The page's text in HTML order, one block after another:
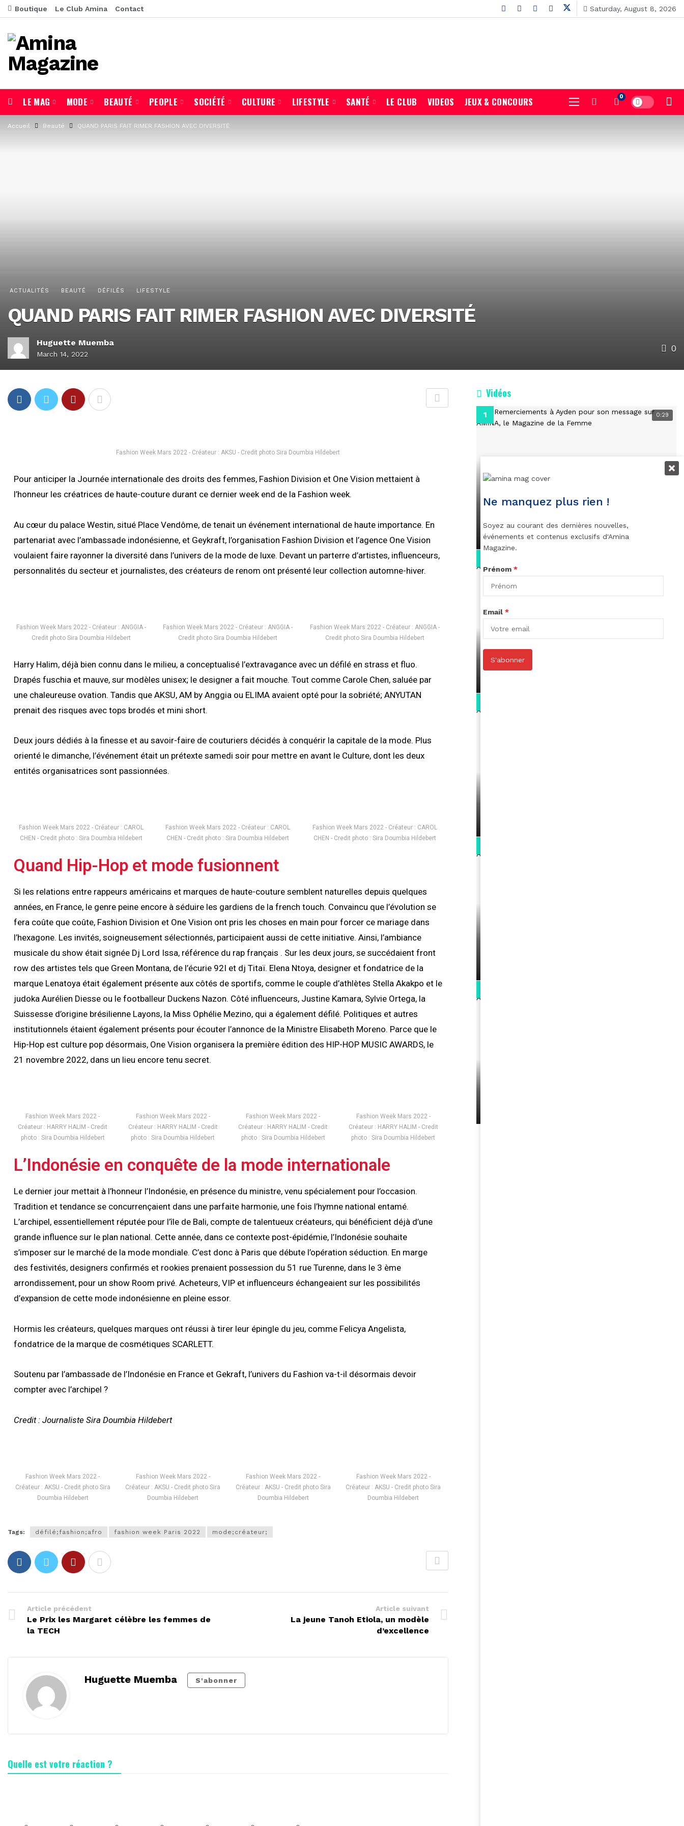
Boutique Le Club Amina Contact Saturday, August 8, 2026
LE MAG MODE BEAUTÉ PEOPLE SOCIÉTÉ CULTURE LIFESTYLE SANTÉ LE CLUB VIDEOS JEUX & CONCOURS 0
Accueil Beauté QUAND PARIS FAIT RIMER FASHION AVEC DIVERSITÉ
ACTUALITÉS BEAUTÉ DÉFILÉS LIFESTYLE
QUAND PARIS FAIT RIMER FASHION AVEC DIVERSITÉ
Huguette Muemba
March 14, 2022
0
Fashion Week Mars 2022 - Créateur : AKSU - Credit photo Sira Doumbia Hildebert
Pour anticiper la Journée internationale des droits des femmes, Fashion Division et One Vision mettaient à
l’honneur les créatrices de haute-couture durant ce dernier week end de la Fashion week.
Au cœur du palace Westin, situé Place Vendôme, de tenait un événement international de haute importance. En
partenariat avec l’ambassade indonésienne, et Geykraft, l’organisation Fashion Division et l’agence One Vision
voulaient faire rayonner la diversité dans l’univers de la mode de luxe. Devant un parterre d’artistes, influenceurs,
personnalités du secteur et journalistes, des créateurs de renom ont présenté leur collection automne-hiver.
Fashion Week Mars 2022 - Créateur : ANGGIA -
Credit photo Sira Doumbia Hildebert
Fashion Week Mars 2022 - Créateur : ANGGIA -
Credit photo Sira Doumbia Hildebert
Fashion Week Mars 2022 - Créateur : ANGGIA -
Credit photo Sira Doumbia Hildebert
Harry Halim, déjà bien connu dans le milieu, a conceptualisé l’extravagance avec un défilé en strass et fluo.
Drapés fuschia et mauve, sur modèles unisex; le designer a fait mouche. Tout comme Carole Chen, saluée par
une chaleureuse ovation. Tandis que AKSU, AM by Anggia ou ELIMA avaient opté pour la sobriété; ANYUTAN
prenait des risques avec tops brodés et mini short.
Deux jours dédiés à la finesse et au savoir-faire de couturiers décidés à conquérir la capitale de la mode. Plus
orienté le dimanche, l’événement était un prétexte samedi soir pour mettre en avant le Culture, dont les deux
entités organisatrices sont passionnées.
Fashion Week Mars 2022 - Créateur : CAROL
CHEN - Credit photo : Sira Doumbia Hildebert
Fashion Week Mars 2022 - Créateur : CAROL
CHEN - Credit photo : Sira Doumbia Hildebert
Fashion Week Mars 2022 - Créateur : CAROL
CHEN - Credit photo : Sira Doumbia Hildebert
Quand Hip-Hop et mode fusionnent
Si les relations entre rappeurs américains et marques de haute-couture semblent naturelles depuis quelques
années, en France, le genre peine encore à séduire les gardiens de la french touch. Convaincu que l’évolution se
fera coûte que coûte, Fashion Division et One Vision ont pris les choses en main pour forcer ce mariage dans
l’hexagone. Les invités, soigneusement sélectionnés, participaient aussi de cette initiative. Ainsi, l’ambiance
musicale du show était signée Dj Lord Issa, référence du rap français . Sur les deux jours, se succédaient front
row des artistes tels que Green Montana, de l’écurie 92I et dj Titaï. Elena Ntoya, designer et fondatrice de la
marque Lenatoya était également présente aux côtés de sportifs, comme le couple d’athlètes Stella Akakpo et le
judoka Aurélien Diesse ou le footballeur Duckens Nazon. Côté influenceurs, Justine Kamara, Sylvie Ortega, la
Suissesse d’origine brésilienne Layons, la Miss Ophélie Mezino, qui a également défilé. Politiques et autres
institutionnels étaient également présents pour écouter l’annonce de la Ministre Elisabeth Moreno. Parce que le
Hip-Hop est culture pop désormais, One Vision organisera la première édition des HIP-HOP MUSIC AWARDS, le
21 novembre 2022, dans un lieu encore tenu secret.
Fashion Week Mars 2022 -
Créateur : HARRY HALIM - Credit
photo : Sira Doumbia Hildebert
Fashion Week Mars 2022 -
Créateur : HARRY HALIM - Credit
photo : Sira Doumbia Hildebert
Fashion Week Mars 2022 -
Créateur : HARRY HALIM - Credit
photo : Sira Doumbia Hildebert
Fashion Week Mars 2022 -
Créateur : HARRY HALIM - Credit
photo : Sira Doumbia Hildebert
L’Indonésie en conquête de la mode internationale
Le dernier jour mettait à l’honneur l’Indonésie, en présence du ministre, venu spécialement pour l’occasion.
Tradition et tendance se concurrençaient dans une parfaite harmonie, une fois l’hymne national entamé.
L’archipel, essentiellement réputée pour l’île de Bali, compte de talentueux créateurs, qui bénéficient déjà d’une
grande influence sur le plan national. Cette année, dans ce contexte post-épidémie, l’Indonésie souhaite
s’imposer sur le marché de la mode mondiale. C’est donc à Paris que débute l’opération séduction. En marge
des festivités, designers confirmés et rookies prenaient possession du 51 rue Turenne, dans le 3 ème
arrondissement, pour un show Room privé. Acheteurs, VIP et influenceurs échangeaient sur les possibilités
d’expansion de cette mode indonésienne en pleine essor.
Hormis les créateurs, quelques marques ont réussi à tirer leur épingle du jeu, comme Felicya Angelista,
fondatrice de la marque de cosmétiques SCARLETT.
Soutenu par l’ambassade de l’Indonésie en France et Gekraft, l’univers du Fashion va-t-il désormais devoir
compter avec l’archipel ?
Credit : Journaliste Sira Doumbia Hildebert
Fashion Week Mars 2022 -
Créateur : AKSU - Credit photo Sira
Doumbia Hildebert
Fashion Week Mars 2022 -
Créateur : AKSU - Credit photo Sira
Doumbia Hildebert
Fashion Week Mars 2022 -
Créateur : AKSU - Credit photo Sira
Doumbia Hildebert
Fashion Week Mars 2022 -
Créateur : AKSU - Credit photo Sira
Doumbia Hildebert
Tags: défilé;fashion;afro fashion week Paris 2022 mode;créateur;
Article précédent
Le Prix les Margaret célèbre les femmes de
la TECH
Article suivant
La jeune Tanoh Etiola, un modèle
d’excellence
Huguette Muemba S'abonner
Quelle est votre réaction ?
Vidéos
0:29
VIDEOS
message sur AMINA, le Magazine de la
Rédaction April 1, 2022
Stacy passe un message
Ne manquez plus rien !
Soyez au courant des dernières nouvelles,
événements et contenus exclusifs d'Amina
Magazine.
Prénom *
Email *
S'abonner